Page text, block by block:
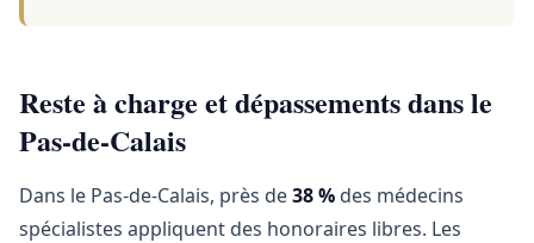
Reste à charge et dépassements dans le
Pas-de-Calais
Dans le Pas-de-Calais, près de38 % des médecins
spécialistes appliquent des honoraires libres. Les